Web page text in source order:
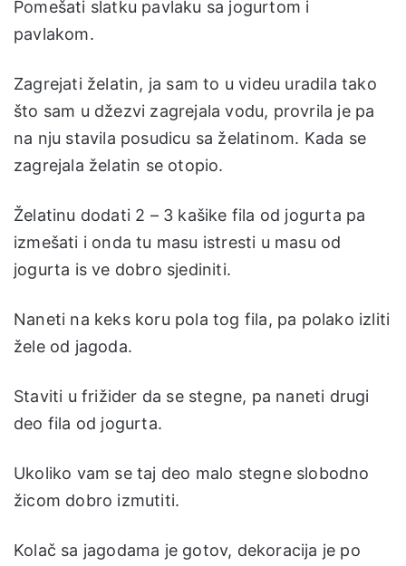
Pomešati slatku pavlaku sa jogurtom i
pavlakom.
Zagrejati želatin, ja sam to u videu uradila tako
što sam u džezvi zagrejala vodu, provrila je pa
na nju stavila posudicu sa želatinom. Kada se
zagrejala želatin se otopio.
Želatinu dodati 2 – 3 kašike fila od jogurta pa
izmešati i onda tu masu istresti u masu od
jogurta is ve dobro sjediniti.
Naneti na keks koru pola tog fila, pa polako izliti
žele od jagoda.
Staviti u frižider da se stegne, pa naneti drugi
deo fila od jogurta.
Ukoliko vam se taj deo malo stegne slobodno
žicom dobro izmutiti.
Kolač sa jagodama je gotov, dekoracija je po